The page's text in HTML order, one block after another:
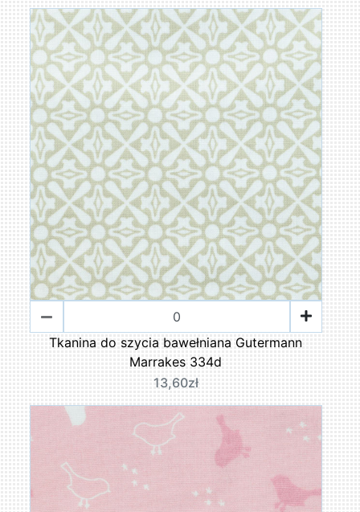
Tkanina do szycia bawełniana Gutermann
Marrakes 334d
13,60zł